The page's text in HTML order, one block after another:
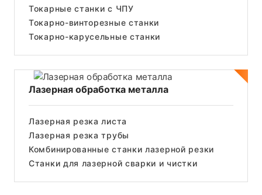
Токарные станки с ЧПУ
Токарно-винторезные станки
Токарно-карусельные станки
Лазерная обработка металла
Лазерная резка листа
Лазерная резка трубы
Комбинированные станки лазерной резки
Станки для лазерной сварки и чистки